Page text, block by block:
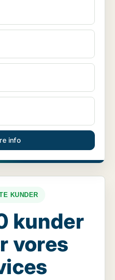
info
KUNDER
kunder
vores